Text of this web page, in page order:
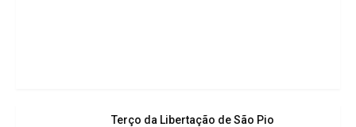
Terço da Libertação de São Pio